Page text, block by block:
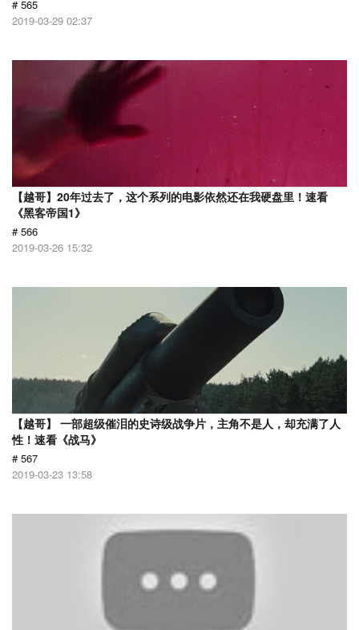
# 565
2019-03-29 02:37
【越哥】20年过去了，这个系列的电影依然还在我硬盘里！速看
《黑客帝国1》
# 566
2019-03-26 15:32
【越哥】 一部超级催泪的史诗级战争片，主角不是人，却充满了人
性！速看《战马》
# 567
2019-03-23 13:58